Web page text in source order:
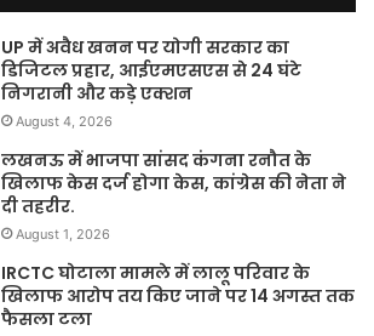
UP में अवैध खनन पर योगी सरकार का
डिजिटल प्रहार, आईएमएसएस से 24 घंटे
निगरानी और कड़े एक्शन
August 4, 2026
लखनऊ में भाजपा सांसद कंगना रनौत के
खिलाफ केस दर्ज होगा केस, कांग्रेस की नेता ने
दी तहरीर.
August 1, 2026
IRCTC घोटाला मामले में लालू परिवार के
खिलाफ आरोप तय किए जाने पर 14 अगस्त तक
फैसला टला